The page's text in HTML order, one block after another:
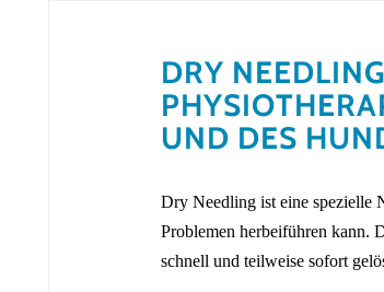
DRY
UND DES
Dry Needling ist eine spezielle
Problemen herbeiführen kann.
schnell und teilweise sofort